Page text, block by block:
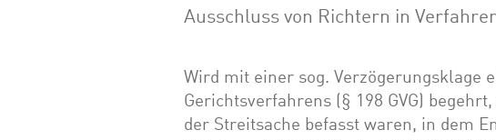
Ausschluss von Richtern in
Wird mit einer sog. Verzögerungsklage
Gerichtsverfahrens (§ 198 GVG)
der Streitsache befasst waren, in dem